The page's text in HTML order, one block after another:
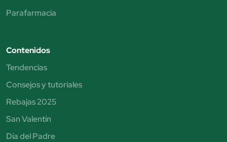
Parafarmacia
Contenidos
Tendencias
Consejos y tutoriales
Rebajas 2025
San Valentín
Día del Padre